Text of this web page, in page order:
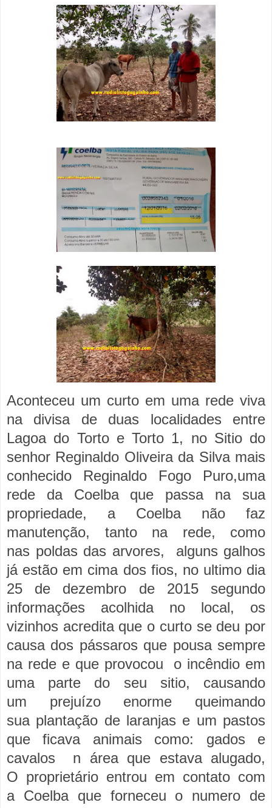
Aconteceu um curto em uma rede viva
na divisa de duas localidades entre
Lagoa do Torto e Torto 1, no Sitio do
senhor Reginaldo Oliveira da Silva mais
conhecido Reginaldo Fogo Puro,uma
rede da Coelba que passa na sua
propriedade, a Coelba não faz
manutenção, tanto na rede, como
nas poldas das arvores, alguns galhos
já estão em cima dos fios, no ultimo dia
25 de dezembro de 2015 segundo
informações acolhida no local, os
vizinhos acredita que o curto se deu por
causa dos pássaros que pousa sempre
na rede e que provocou o incêndio em
uma parte do seu sitio, causando
um prejuízo enorme queimando
sua plantação de laranjas e um pastos
que ficava animais como: gados e
cavalos n área que estava alugado,
O proprietário entrou em contato com
a Coelba que forneceu o numero de